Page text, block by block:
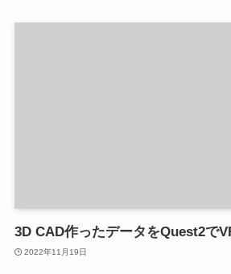
3D CAD作ったデータをQuest2で
2022年11月19日